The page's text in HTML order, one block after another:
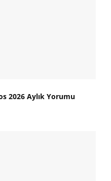
2026 Aylık Yorumu